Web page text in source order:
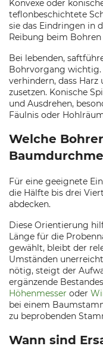
Konvexe oder
teflonbeschichtete
sie das Eindringen in
Reibung beim Bohren
Bei lebenden,
Bohrvorgang wichtig.
verhindern, dass
zusetzen. Konische
und Ausdrehen,
Fäulnis oder
Welche
Für eine geeignete
die Hälfte bis drei
abdecken.
Diese Orientierung
Länge für die
gewählt, bleibt der
Umständen
nötig, steigt der
ergänzende
Höhenmesser oder
bei einem
zu beprobenden
Wann sind